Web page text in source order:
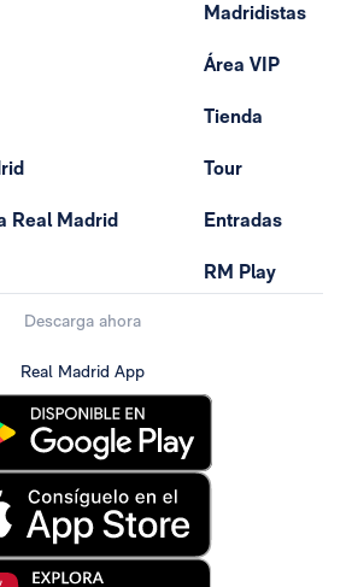
Real Madrid
Madridistas
Área VIP
Tienda
Tour
Entradas
RM Play
Descarga ahora
Real Madrid App